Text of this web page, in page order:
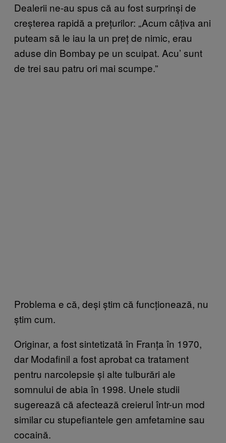
Dealerii ne-au spus că au fost surprinși de
creșterea rapidă a prețurilor: „Acum câțiva ani
puteam să le iau la un preț de nimic, erau
aduse din Bombay pe un scuipat. Acu’ sunt
de trei sau patru ori mai scumpe.”
Problema e că, deși știm că funcționează, nu
știm cum.
Originar, a fost sintetizată în Franța în 1970,
dar Modafinil a fost aprobat ca tratament
pentru narcolepsie și alte tulburări ale
somnului de abia în 1998. Unele studii
sugerează că afectează creierul într-un mod
similar cu stupefiantele gen amfetamine sau
cocaină.